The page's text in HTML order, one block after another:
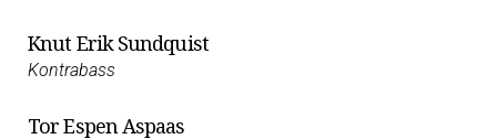
Knut Erik Sundquist
Kontrabass
Tor Espen Aspaas